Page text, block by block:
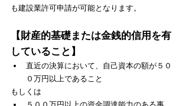
も建設業許可申請が可能となります。
【財産的基礎または金銭的信用を有
していること】
直近の決算において、自己資本の額が５０
０万円以上であること
もしくは